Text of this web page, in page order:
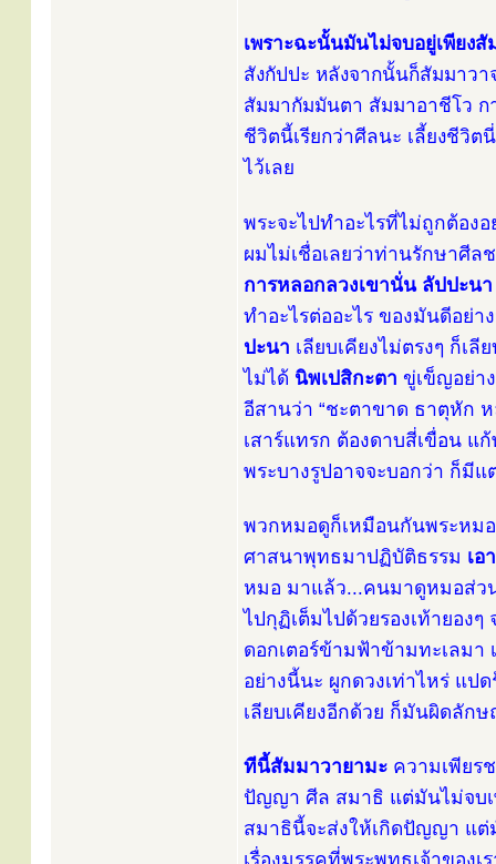
เพราะฉะนั้นมันไม่จบอยู่เพียง
สังกัปปะ หลังจากนั้นก็สัมมาว
สัมมากัมมันตา สัมมาอาชีโว ก
ชีวิตนี้เรียกว่าศีลนะ เลี้ยงชีวิต
ไว้เลย
พระจะไปทำอะไรที่ไม่ถูกต้อง
ผมไม่เชื่อเลยว่าท่านรักษาศี
การหลอกลวงเขานั่น ลัปปะน
ทำอะไรต่ออะไร ของมันดีอย่
ปะนา เลียบเคียงไม่ตรงๆ ก็เ
ไม่ได้ นิพเปสิกะตา ขู่เข็ญอย่า
อีสานว่า “ชะตาขาด ธาตุหัก
เสาร์แทรก ต้องดาบสี่เขื่อน
พระบางรูปอาจจะบอกว่า ก็มีแ
พวกหมอดูก็เหมือนกันพระหมอ
ศาสนาพุทธมาปฏิบัติธรรม เอ
หมอ มาแล้ว...คนมาดูหมอส่
ไปกุฏิเต็มไปด้วยรองเท้ายอง
ดอกเตอร์ข้ามฟ้าข้ามทะเลมา
อย่างนี้นะ ผูกดวงเท่าไหร่ แ
เลียบเคียงอีกด้วย ก็มันผิดลัก
ทีนี้สัมมาวายามะ ความเพียร
ปัญญา ศีล สมาธิ แต่มันไม่จบ
สมาธินี้จะส่งให้เกิดปัญญา แ
เรื่องมรรคที่พระพุทธเจ้าของเ